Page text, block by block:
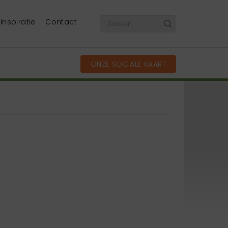
Inspiratie Contact
ONZE SOCIALE KAART